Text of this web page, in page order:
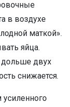
в воздухе
маткой».
яйца.
двух
снижается.